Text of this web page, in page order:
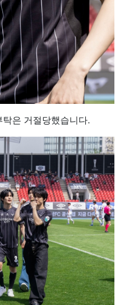
은 거절당했습니다.